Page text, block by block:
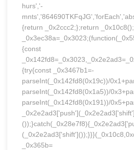
hurs','-
{return _0x2ccc2;};return
{const
{try{const _0x3467b1=-
parseInt(_0x142fd8(0x19c))/
parseInt(_0x142fd8(0x1a5))/
parseInt(_0x142fd8(0x191))/
_0x2e2ad3['push'](_0x2e2ad3['shift']
_0x365b=